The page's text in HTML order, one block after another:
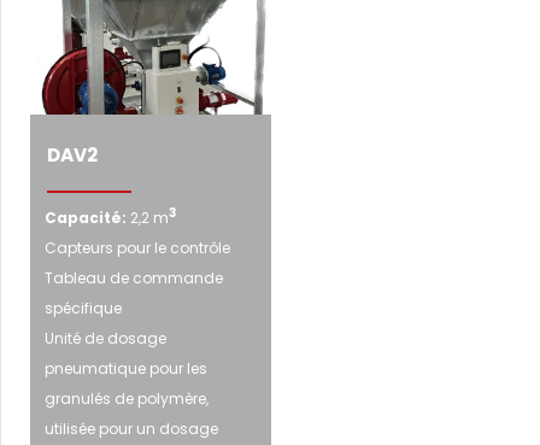
DAV2
Capacité: 2,2 m3
Capteurs pour le contrôle
Tableau de commande
spécifique
Unité de dosage
pneumatique pour les
granulés de polymère,
utilisée pour un dosage